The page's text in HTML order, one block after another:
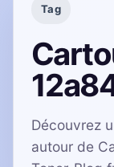
Tag
Découvrez
autour de